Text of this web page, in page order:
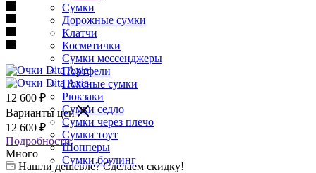
Сумки
Дорожные сумки
Клатчи
Косметички
Сумки мессенджеры
Портфели
Поясные сумки
Рюкзаки
Сумки седло
Сумки через плечо
Сумки тоут
Шопперы
Сумки боулинг
12 600 ₽
Варианты цен
12 600 ₽
Подробности
Много
Нашли дешевле? Сделаем скидку!